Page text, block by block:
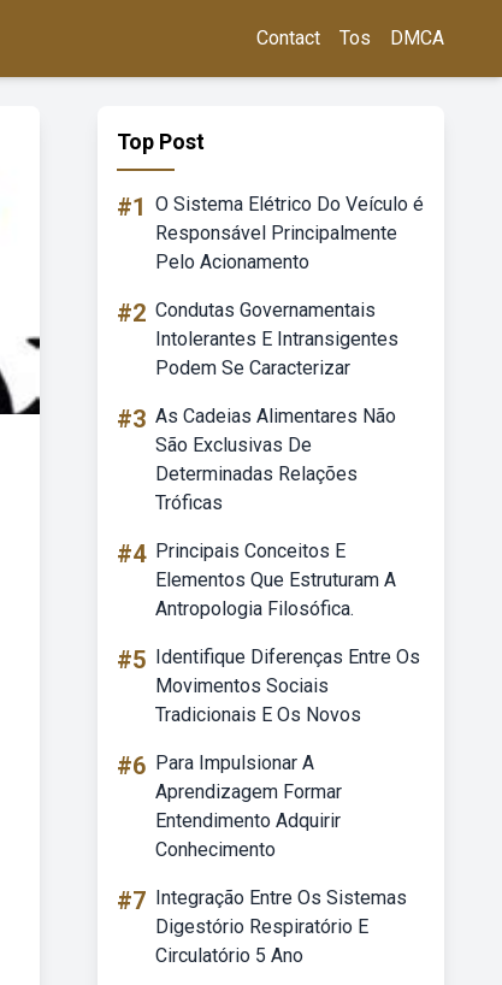
Contact Tos DMCA
Top Post
#1 O Sistema Elétrico Do Veículo é
Responsável Principalmente
Pelo Acionamento
#2 Condutas Governamentais
Intolerantes E Intransigentes
Podem Se Caracterizar
#3 As Cadeias Alimentares Não
São Exclusivas De
Determinadas Relações
Tróficas
#4 Principais Conceitos E
Elementos Que Estruturam A
Antropologia Filosófica.
#5 Identifique Diferenças Entre Os
Movimentos Sociais
Tradicionais E Os Novos
#6 Para Impulsionar A
Aprendizagem Formar
Entendimento Adquirir
Conhecimento
#7 Integração Entre Os Sistemas
Digestório Respiratório E
Circulatório 5 Ano